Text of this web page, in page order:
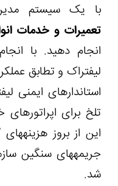
با یک سیستم
تعمیرات و خدمات
انجام دهید. با
لیفتراک و تطابق
استاندارهای ایمنی
تلخ برای
این از بروز
جریمه‏های سنگین
شد.